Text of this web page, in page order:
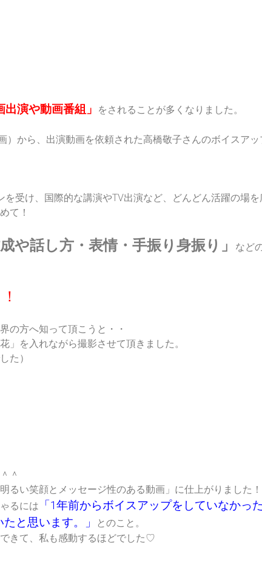
出演や動画番組」 をされることが多くなりました。
）から、出演動画を依頼された高橋敬子さんのボイスアッ
受け、国際的な講演やTV出演など、どんどん活躍の場
て！
成や話し方・表情・手振り身振り」
など
の方へ知って頂こうと・・
」を入れながら撮影させて頂きました。
た）
＾
るい笑顔とメッセージ性のある動画」に仕上がりました！
るには
「1年前からボイスアップをしていなかっ
と思います。」
とのこと。
きて、私も感動するほどでした♡